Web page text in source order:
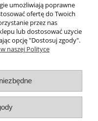
165-
9452184931
umożliwiają poprawne
ofertę do Twoich
przez nas
lub dostosować użycie
opcję "Dostosuj zgody".
naszej Polityce